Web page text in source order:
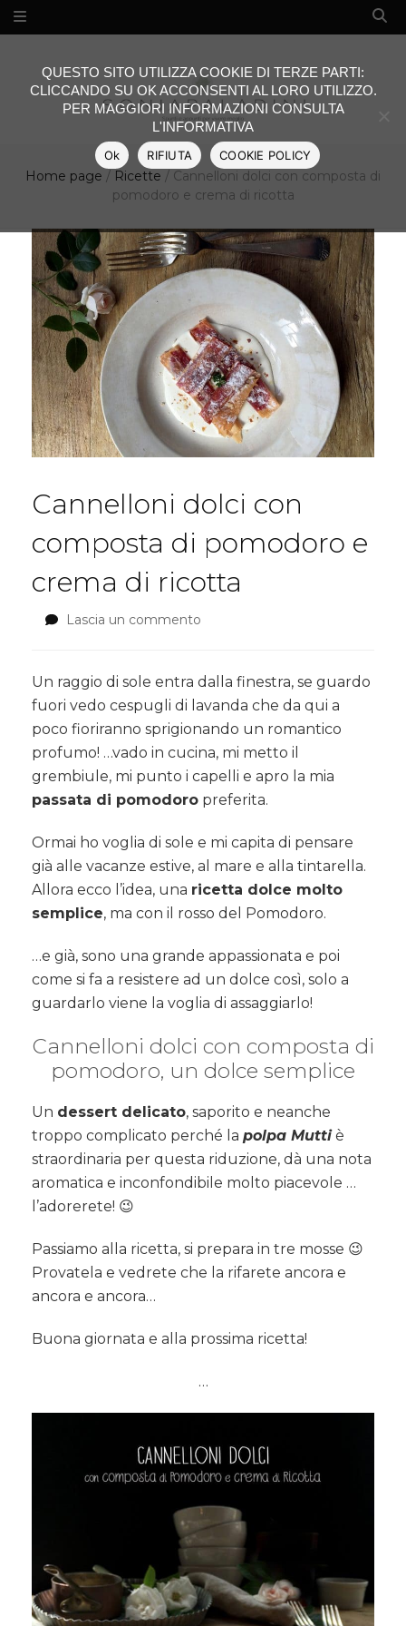
Home page / Ricette / Cannelloni dolci con composta di
pomodoro e crema di ricotta
Cannelloni dolci con
composta di pomodoro e
crema di ricotta
Lascia un commento
con
composta
di
pomodoro
e
crema
ricotta
Un raggio di sole entra dalla finestra, se guardo
fuori vedo cespugli di lavanda che da qui a
poco fioriranno sprigionando un romantico
profumo! …vado in cucina, mi metto il
grembiule, mi punto i capelli e apro la mia
passata di pomodoro preferita.
Ormai ho voglia di sole e mi capita di pensare
già alle vacanze estive, al mare e alla tintarella.
Allora ecco l’idea, una ricetta dolce molto
semplice, ma con il rosso del Pomodoro.
…e già, sono una grande appassionata e poi
come si fa a resistere ad un dolce così, solo a
guardarlo viene la voglia di assaggiarlo!
Cannelloni dolci con composta di
pomodoro, un dolce semplice
Un dessert delicato, saporito e neanche
troppo complicato perché la polpa Muttiè
straordinaria per questa riduzione, dà una nota
aromatica e inconfondibile molto piacevole …
l’adorerete! 😉
Passiamo alla ricetta, si prepara in tre mosse 😉
Provatela e vedrete che la rifarete ancora e
ancora e ancora…
Buona giornata e alla prossima ricetta!
…
QUESTO SITO UTILIZZA COOKIE DI TERZE PARTI:
CLICCANDO SU OK ACCONSENTI AL LORO UTILIZZO.
PER MAGGIORI INFORMAZIONI CONSULTA
L'INFORMATIVA
Ok RIFIUTA COOKIE POLICY